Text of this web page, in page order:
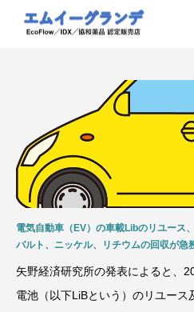
電気自動車（EV）の車載Libのリユース
バルト、ニッケル、リチウムの回収が急
矢野経済研究所の発表によると、
電池（以下LiBという）のリユース